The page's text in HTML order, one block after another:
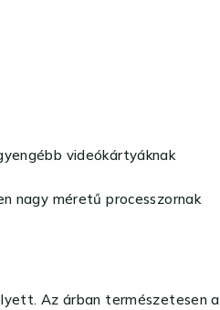
videókártyáknak
nagy méretű processzornak
Az árban természetesen a